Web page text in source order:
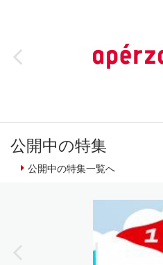
公開中の特集
公開中の特集一覧へ